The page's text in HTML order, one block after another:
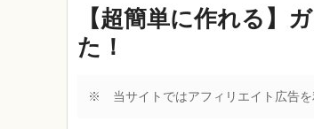
【超簡単に作れる】
た！
※ 当サイトではアフィリエイト広告を